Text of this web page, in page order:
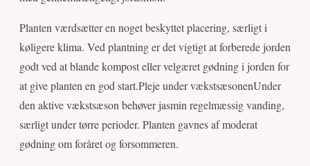
Planten værdsætter en noget beskyttet placering, særligt i
køligere klima. Ved plantning er det vigtigt at forberede jorden
godt ved at blande kompost eller velgæret gødning i jorden for
at give planten en god start.Pleje under vækstsæsonenUnder
den aktive vækstsæson behøver jasmin regelmæssig vanding,
særligt under tørre perioder. Planten gavnes af moderat
gødning om foråret og forsommeren.